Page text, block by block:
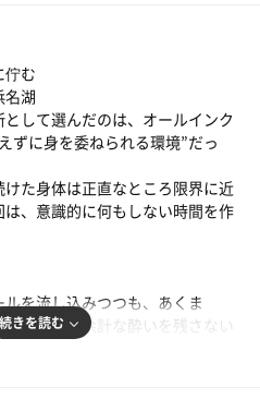
た状態で、自分の感覚だけに集
日という一日に向かう。
集めるように、身体を預けてい
り支えてくれるタイプではな
のまま、重心を探る時間が続
覚は整っていく。
ている。そんな感覚だった。
にしようとしたその時——ふと視
被っているわけではない。ただ、
の場所に、それを持ち込む人間
佇む
名湖
して選んだのは、オールインク
ずに身を委ねられる環境”だっ
た身体は正直なところ限界に近
、意識的に何もしない時間を作
を流し込みつつも、あくま
えめに。余計な酔いを残さない
へ向かう。
続きを読む